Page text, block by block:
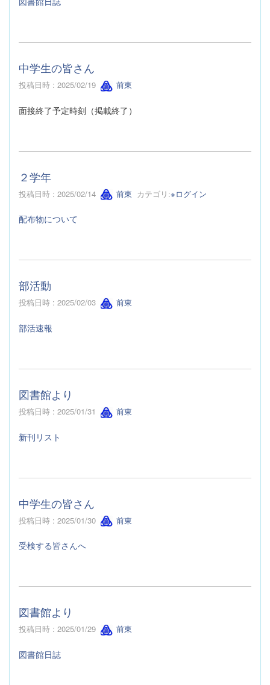
中学生の皆さん
投稿日時 : 2025/02/19 前東
面接終了予定時刻（掲載終了）
２学年
投稿日時 : 2025/02/14 前東 カテゴリ:※ログイン
配布物について
部活動
投稿日時 : 2025/02/03 前東
部活速報
図書館より
投稿日時 : 2025/01/31 前東
新刊リスト
中学生の皆さん
投稿日時 : 2025/01/30 前東
受検する皆さんへ
図書館より
投稿日時 : 2025/01/29 前東
図書館日誌